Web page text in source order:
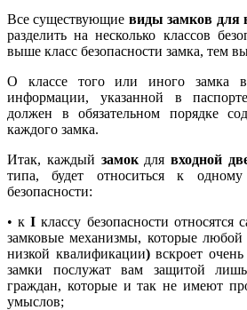
Все существующие виды замков для
разделить на несколько классов
выше класс безопасности замка, тем
О классе того или иного замка
информации, указанной в
должен в обязательном порядке
каждого замка.
Итак, каждый замок для входной
типа, будет относиться к
безопасности:
• кI классу безопасности
замковые механизмы, которые
низкой квалификации)вскроет
замки послужат вам защитой
граждан, которые и так не имеют
умыслов;